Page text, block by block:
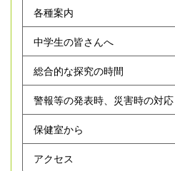
各種案内
中学生の皆さんへ
総合的な探究の時間
警報等の発表時、災害時の対応
保健室から
アクセス